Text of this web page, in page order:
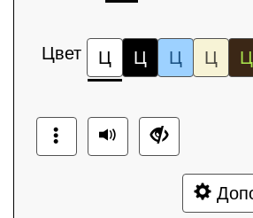
Цвет Ц Ц Ц Ц Ц